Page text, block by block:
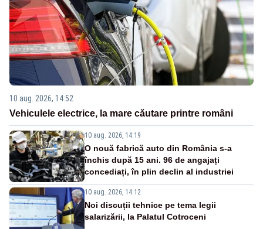
10 aug. 2026, 14:52
Vehiculele electrice, la mare căutare printre români
10 aug. 2026, 14:19
O nouă fabrică auto din România s-a
închis după 15 ani. 96 de angajați
concediați, în plin declin al industriei
10 aug. 2026, 14:12
Noi discuții tehnice pe tema legii
salarizării, la Palatul Cotroceni